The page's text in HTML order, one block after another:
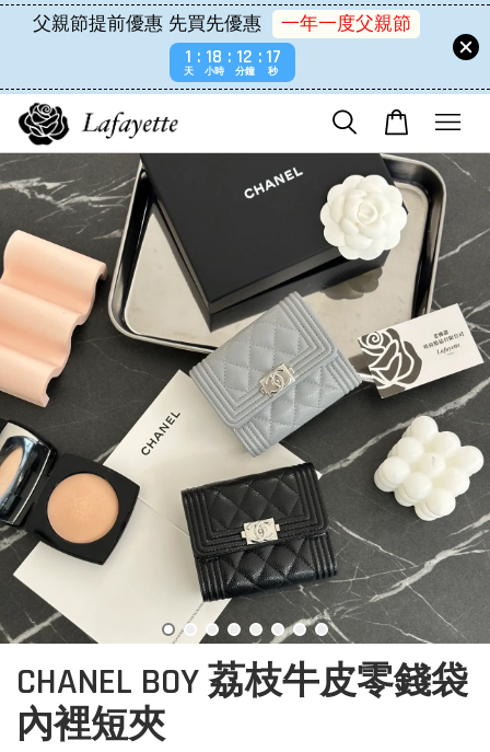
父親節提前優惠 先買先優惠
一年一度父親節
1
天
18
小時
12
分鐘
17
秒
CHANEL BOY 荔枝牛皮零錢袋
內裡短夾